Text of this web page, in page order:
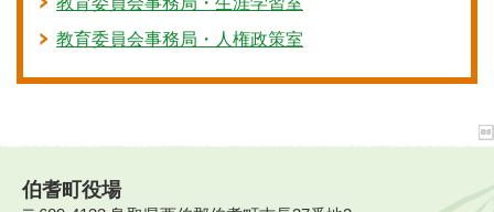
教育委員会事務局・人権政策室
伯耆町役場